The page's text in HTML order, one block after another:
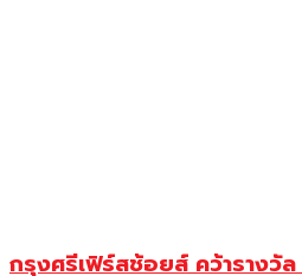
กรุงศรีเฟิร์สช้อยส์ คว้ารางวั